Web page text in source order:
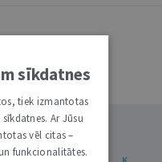
sīkdatnes
tiek izmantotas
Ar Jūsu
vēl citas –
funkcionalitātes.